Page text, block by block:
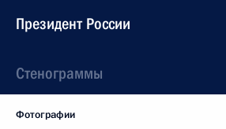
Президент России
Стенограммы
Фотографии